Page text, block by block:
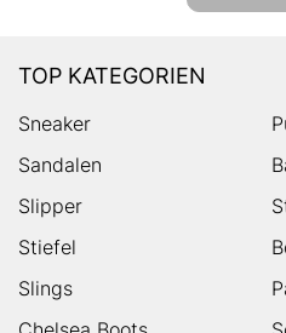
TOP KATEGORIEN
Sneaker
Sandalen
Slipper
Stiefel
Slings